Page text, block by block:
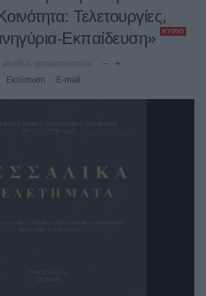
Τελετουργίες,
Εκπαίδευση»
ΚΎΡΙΟ
μέγεθος γραμματοσειράς
Εκτύπωση E-mail